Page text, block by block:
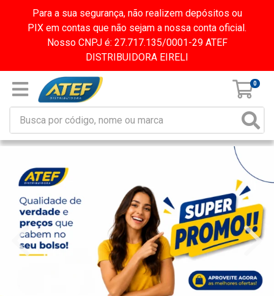
Para a sua segurança, não realizem depósitos ou
PIX em contas que não sejam a nossa conta oficial.
Nosso CNPJ é: 27.717.135/0001-29 ATEF
DISTRIBUIDORA EIRELI
0